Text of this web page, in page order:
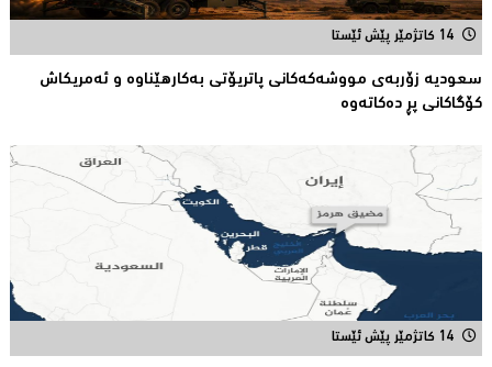
14 کاتژمێر پێش ئێستا
سعودیە زۆربەی مووشەكەكانی پاتریۆتی بەكارهێناوە و ئەمریكاش
كۆگاكانی پڕ دەكاتەوە
14 کاتژمێر پێش ئێستا